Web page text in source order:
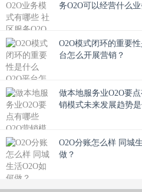
务O2O可以经营什么业
O2O模式闭环的重要
台怎么开展营销？
做本地服务业O2O要
销模式未来发展趋势是
O2O分账怎么样 同城
做？